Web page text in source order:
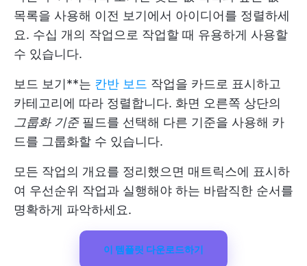
목록을 사용해 이전 보기에서 아이디어를 정렬하세
요. 수십 개의 작업으로 작업할 때 유용하게 사용할
수 있습니다.
보드 보기**는 칸반 보드 작업을 카드로 표시하고
카테고리에 따라 정렬합니다. 화면 오른쪽 상단의
그룹화 기준필드를 선택해 다른 기준을 사용해 카
드를 그룹화할 수 있습니다.
모든 작업의 개요를 정리했으면 매트릭스에 표시하
여 우선순위 작업과 실행해야 하는 바람직한 순서를
명확하게 파악하세요.
이 템플릿 다운로드하기